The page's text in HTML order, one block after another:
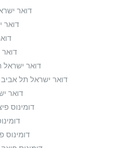
דואר
דואר
דואר
דואר ישראל תל
דואר
דומינוס
דומינוס